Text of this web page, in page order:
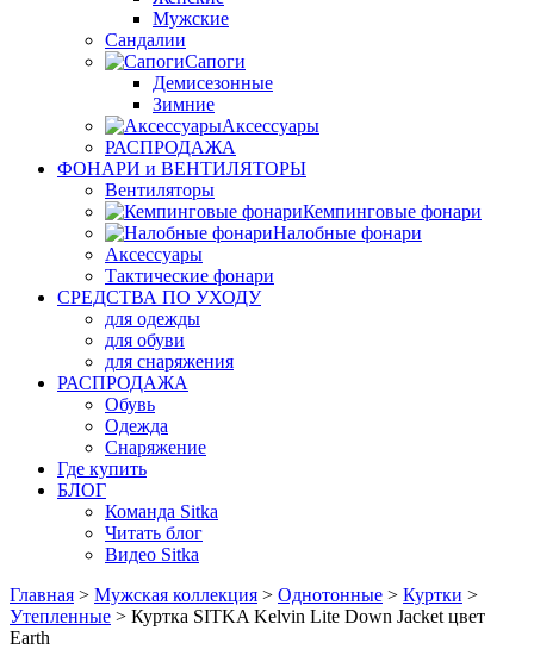
Мужские
Сандалии
Сапоги
Демисезонные
Зимние
Аксессуары
РАСПРОДАЖА
ФОНАРИ и ВЕНТИЛЯТОРЫ
Вентиляторы
Кемпинговые фонари
Налобные фонари
Аксессуары
Тактические фонари
СРЕДСТВА ПО УХОДУ
для одежды
для обуви
для снаряжения
РАСПРОДАЖА
Обувь
Одежда
Снаряжение
Где купить
БЛОГ
Команда Sitka
Читать блог
Видео Sitka
Главная > Мужская коллекция > Однотонные > Куртки >
Утепленные > Куртка SITKA Kelvin Lite Down Jacket цвет
Earth